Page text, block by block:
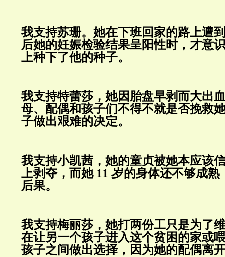
我支持苏珊。她在下班回家的路上遭
后她的妊娠检验结果呈阳性时，才意
上种下了他的种子。
我支持特蕾莎，她因胎盘早剥而大出
母、配偶和孩子们不得不就是否挽救
子做出艰难的决定。
我支持小凯茜，她的童贞被她本应该
上剥夺，而她11 岁的身体还不够成熟
后果。
我支持梅丽莎，她打两份工只是为了
在让另一个孩子进入这个贫困的家或
孩子之间做出选择，因为她的配偶离